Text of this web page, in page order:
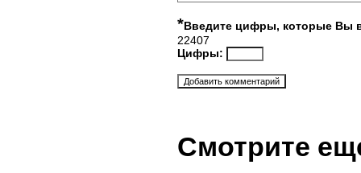
*Введите цифры, которые Вы
22407
Цифры:
Смотрите